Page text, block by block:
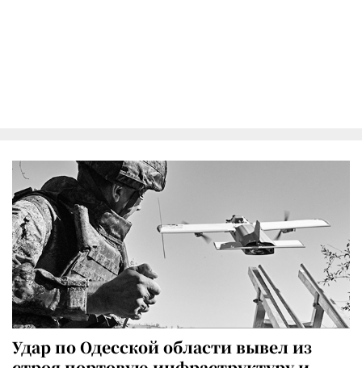
Удар по Одесской области вывел из